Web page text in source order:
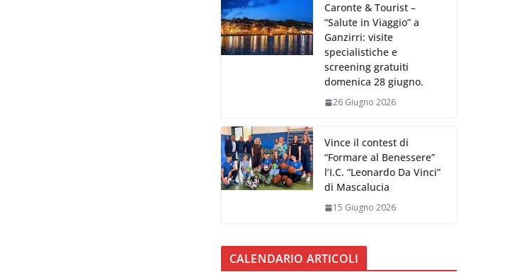
Caronte & Tourist –
“Salute in Viaggio” a
Ganzirri: visite
specialistiche e
screening gratuiti
domenica 28 giugno.
26 Giugno 2026
Vince il contest di
“Formare al Benessere”
l’I.C. “Leonardo Da Vinci”
di Mascalucia
15 Giugno 2026
CALENDARIO ARTICOLI